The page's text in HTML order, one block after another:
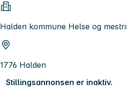
Halden kommune Helse og
1776 Halden
Stillingsannonsen er inaktiv.